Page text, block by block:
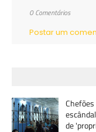
0 Comentários
Postar um
de